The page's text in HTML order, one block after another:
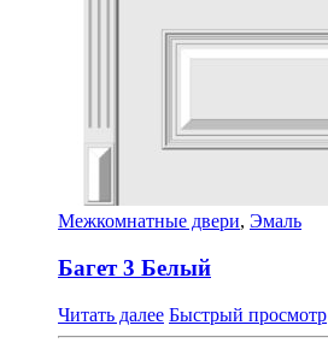
Межкомнатные двери, Эмаль
Багет 3 Белый
Читать далее Быстрый просмотр